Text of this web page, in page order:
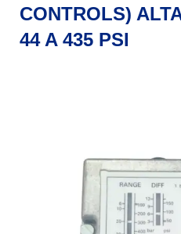
CONTROLS)
44 A 435 PSI